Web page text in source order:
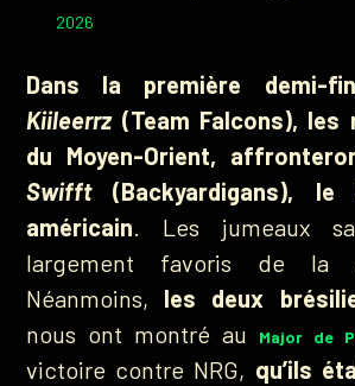
2026
Dans la première demi-
Kiileerrz (Team Falcons), les
du Moyen-Orient,
Swifft(Backyardigans),
américain. Les jumeaux
largement favoris de la
Néanmoins, les deux
nous ont montré au
Major de
victoire contre NRG, qu’ils